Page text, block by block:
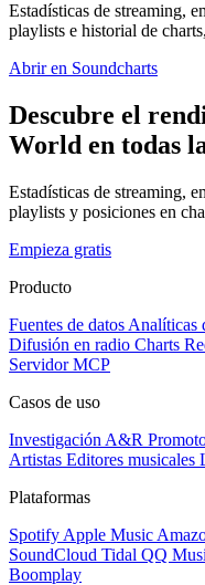
Estadísticas de streaming,
playlists e historial de
Abrir en Soundcharts
Descubre el
World en todas
Estadísticas de streaming,
playlists y posiciones en
Empieza gratis
Producto
Fuentes de datos Analíticas
Difusión en radio Charts
Servidor MCP
Casos de uso
Investigación A&R
Artistas Editores musicales
Plataformas
Spotify Apple Music
SoundCloud Tidal QQ
Boomplay